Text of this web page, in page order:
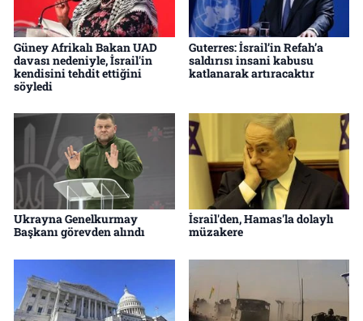
Güney Afrikalı Bakan UAD
davası nedeniyle, İsrail'in
kendisini tehdit ettiğini
söyledi
Guterres: İsrail’in Refah’a
saldırısı insani kabusu
katlanarak artıracaktır
Ukrayna Genelkurmay
Başkanı görevden alındı
İsrail'den, Hamas'la dolaylı
müzakere